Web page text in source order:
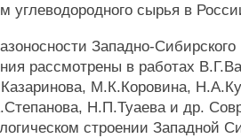
углеводородного сырья в
Западно-Сибирского
рассмотрены в работах
М.К.Коровина,
Н.П.Туаева и др.
строении Западной